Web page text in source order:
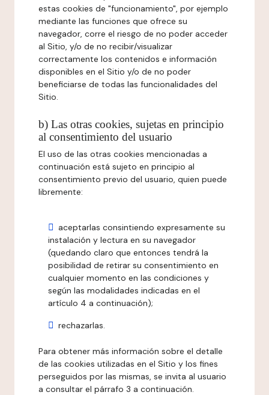
estas cookies de "funcionamiento", por ejemplo
mediante las funciones que ofrece su
navegador, corre el riesgo de no poder acceder
al Sitio, y/o de no recibir/visualizar
correctamente los contenidos e información
disponibles en el Sitio y/o de no poder
beneficiarse de todas las funcionalidades del
Sitio.
b) Las otras cookies, sujetas en principio
al consentimiento del usuario
El uso de las otras cookies mencionadas a
continuación está sujeto en principio al
consentimiento previo del usuario, quien puede
libremente:
aceptarlas consintiendo expresamente su
instalación y lectura en su navegador
(quedando claro que entonces tendrá la
posibilidad de retirar su consentimiento en
cualquier momento en las condiciones y
según las modalidades indicadas en el
artículo 4 a continuación);
rechazarlas.
Para obtener más información sobre el detalle
de las cookies utilizadas en el Sitio y los fines
perseguidos por las mismas, se invita al usuario
a consultar el párrafo 3 a continuación.